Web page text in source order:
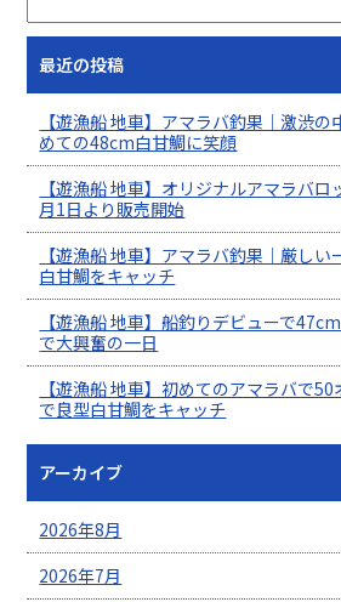
最近の投稿
【遊漁船 地車】アマラバ釣果｜激渋
めての48cm白甘鯛に笑顔
【遊漁船 地車】オリジナルアマラバ
月1日より販売開始
【遊漁船 地車】アマラバ釣果｜厳し
白甘鯛をキャッチ
【遊漁船 地車】船釣りデビューで
で大興奮の一日
【遊漁船 地車】初めてのアマラバで
で良型白甘鯛をキャッチ
アーカイブ
2026年8月
2026年7月